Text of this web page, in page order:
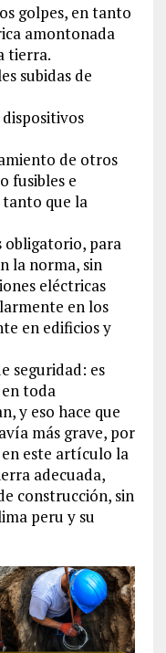
golpes, en tanto
amontonada
tierra.
subidas de
de otros
fusibles e
que la
obligatorio, para
la norma, sin
eléctricas
en los
en edificios y
seguridad: es
toda
y eso hace que
más grave, por
este artículo la
adecuada,
construcción, sin
peru y su